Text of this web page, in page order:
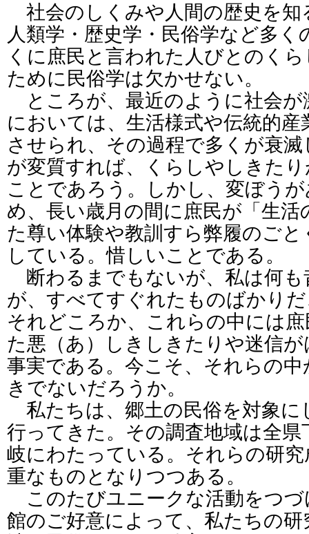
社会のしくみや人間の歴史を知
人類学・歴史学・民俗学など多
くに庶民と言われた人びとのく
ために民俗学は欠かせない。
ところが、最近のように社会が
においては、生活様式や伝統的産
させられ、その過程で多くが衰
が変質すれば、くらしやしきた
ことであろう。しかし、変ぼう
め、長い歳月の間に庶民が「生
た尊い体験や教訓すら弊履のご
している。惜しいことである。
断わるまでもないが、私は何も
が、すべてすぐれたものばかり
それどころか、これらの中には
た悪（あ）しきしきたりや迷信
事実である。今こそ、それらの
きでないだろうか。
私たちは、郷土の民俗を対象に
行ってきた。その調査地域は全
岐にわたっている。それらの研
重なものとなりつつある。
このたびユニークな活動をつづ
館のご好意によって、私たちの